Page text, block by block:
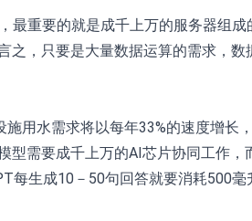
重要的就是成千上万的服务器组
，只要是大量数据运算的需求，
用水需求将以每年33%的速度增
需要成千上万的AI芯片协同工作
生成10－50句回答就要消耗500毫